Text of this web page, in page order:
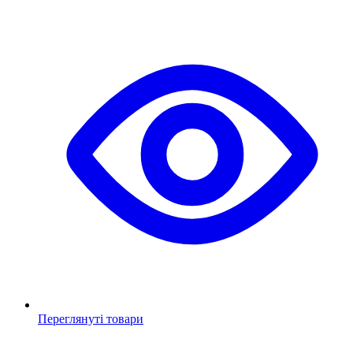
Переглянуті товари